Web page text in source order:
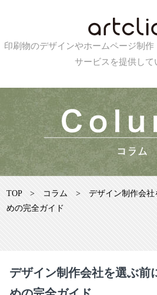
印刷物のデザインやホームページ制
サービスを提供して
TOP > コラム >
デザイン制作会
めの完全ガイド
デザイン制作会社を選ぶ前